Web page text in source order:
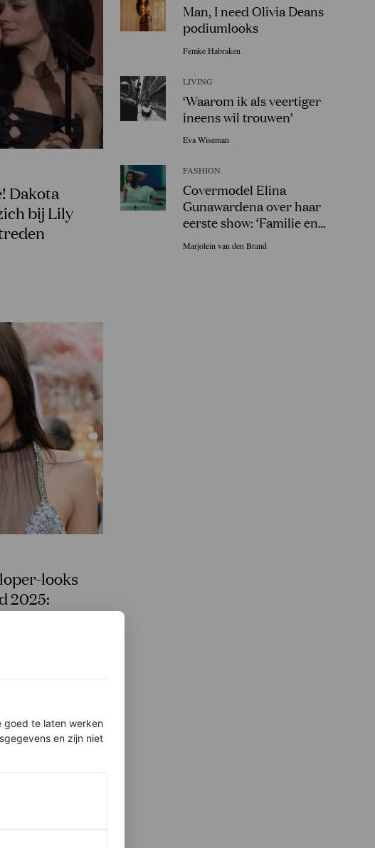
Dakota
bij Lily
Man, I need Olivia Deans
podiumlooks
Femke Habraken
LIVING
‘Waarom ik als veertiger
ineens wil trouwen’
Eva Wiseman
FASHION
Covermodel Elina
Gunawardena over haar
eerste show: ‘Familie en
vrienden in Sri Lanka gingen
uit hun dak!’
Marjolein van den Brand
looks
2025:
goed te laten werken
en zijn niet